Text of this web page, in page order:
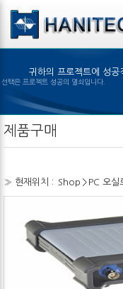
본문 바로가기
귀하의 프로젝트에 성공
은 제품의 선택은 프로젝트 성공의 열쇠입
제품구매
» 현재위치 : Shop > PC 오실